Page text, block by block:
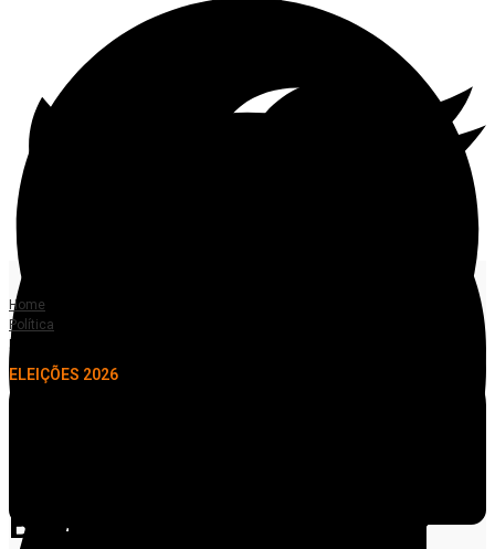
Home
Política
Realtime/Bigdata: Lula tem 39% no 1º turno e Flávio Bolsonaro, 32%
ELEIÇÕES 2026
Bolsonaro, 32%